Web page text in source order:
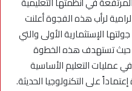
لرأب هذه الفجوة أعلنت
الإستثمارية الأولى والتي
أمريكي، حيث تستهدف هذه الخطوة
عمليات التعليم الأساسية
على التكنولوجيا الحديثة.